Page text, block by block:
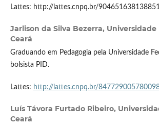
Lattes: http://lattes.cnpq.br/
Jarlison da Silva Bezerra, Universidade
Ceará
Graduando em Pedagogia pela Universidade
bolsista PID.
Lattes: http://lattes.cnpq.br/
Luís Távora Furtado Ribeiro,
Ceará